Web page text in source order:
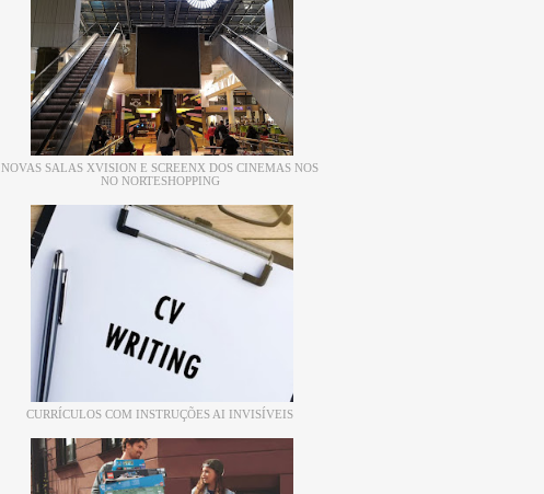
NOVAS SALAS XVISION E SCREENX DOS CINEMAS NOS
NO NORTESHOPPING
CURRÍCULOS COM INSTRUÇÕES AI INVISÍVEIS